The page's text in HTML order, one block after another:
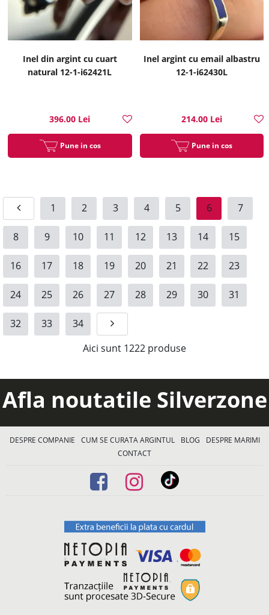
Inel din argint cu cuart
natural 12-1-i62421L
396.00 Lei
Pune in cos
Inel argint cu email albastru
12-1-i62430L
214.00 Lei
Pune in cos
1 2 3 4 5 6 7
8 9 10 11 12 13 14 15
16 17 18 19 20 21 22 23
24 25 26 27 28 29 30 31
32 33
34
Aici sunt 1222 produse
Afla noutatile Silverzone
DESPRE COMPANIE CUM SE CURATA ARGINTUL BLOG
DESPRE MARIMI
CONTACT